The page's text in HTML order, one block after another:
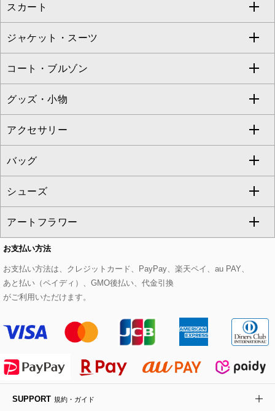
eur3
Maison de CINQ
MK MICHEL KLEIN BAG
HIROKO KOSHINO
ブラウス・シャツ
ニット・セーター
カーディガン
アンサンブルセット
ベスト・ジレ
パーカー
タンクトップ・キャミソール
スウェット・ジャージー
その他のトップス
ワンピース
ドレス
チュニック
ジャンパースカート
その他のワンピース・ドレス
すべてのパンツ
フルレングスパンツ
クロップド・半端丈パンツ
ガウチョ・ワイドパンツ
ハーフ・ショート丈パンツ
サロペット・オールインワン
その他のパンツ
スカート
すべてのスカート
ロング・マキシ丈スカート
ひざ丈スカート
ミモレ丈スカート
ショート・ミニ丈スカート
その他のスカート
ジャケット・スーツ
すべてのジャケット・スーツ
テーラードジャケット
ノーカラージャケット
セットアップ
セットアップジャケット
セットアップパンツ
セットアップスカート
セットアップワンピース
コート・ブルゾン
すべてのコート・ブルゾン
トレンチコート
ピーコート
ダッフルコート
チェスターコート
モッズコート
ステンカラーコート
ライダースジャケット
デニムジャケット
ダウンジャケット・コート
グッズ・小物
すべてのグッズ・小物
マスク
ストール・マフラー・スヌード
ベルト・サスペンダー
帽子
ヘアアクセサリー
ハンカチ・バンダナ
手袋
チャーム・ストラップ
アクセサリー
すべてのアクセサリー
ネックレス
ピアス・イヤリング
ブレスレット・バングル
ブローチ・コサージュ
バッグ
すべてのバッグ
トートバッグ
ショルダーバッグ
ボストンバッグ
バックパック・リュック
ボディバッグ・メッセンジャーバッグ
トラベルバッグ
シューズ
すべてのシューズ
パンプス
スニーカー
フラットシューズ
ローファー
ドレスシューズ
アートフラワー
すべてのアートフラワー
ローズ
カサブランカ・カラー
ラナンキュラス
ポプリアレンジ＆フレグランス
お支払い方法
お支払い方法は、クレジットカード、PayPay、楽天ペイ、au PAY、
あと払い（ペイディ）、GMO後払い、代金引換
がご利用いただけます。
SUPPORT 規約・ガイド